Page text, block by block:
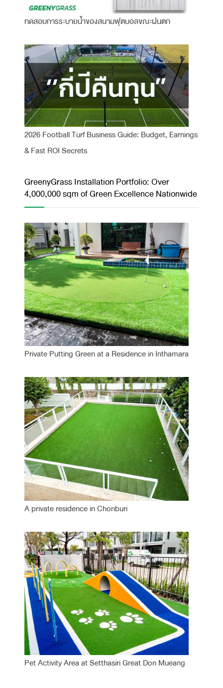
ทดสอบการระบายน้ำของสนามฟุตบอลขณะฝนตก
2026 Football Turf Business Guide: Budget, Earnings
& Fast ROI Secrets
GreenyGrass Installation Portfolio: Over
4,000,000 sqm of Green Excellence Nationwide
Private Putting Green at a Residence in Inthamara
A private residence in Chonburi
Pet Activity Area at Setthasiri Great Don Mueang